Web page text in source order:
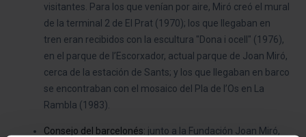
visitantes. Para los que venían por aire, Miró creó el mural
de la terminal 2 de El Prat (1970); los que llegaban en
tren eran recibidos con la escultura "Dona i ocell" (1976),
en el parque de l’Escorxador, actual parque de Joan Miró,
cerca de la estación de Sants; y los que llegaban en barco
se encontraban con el mosaico del Pla de l’Os en La
Rambla (1983).
Consejo del barcelonés: junto a la Fundación Joan Miró,